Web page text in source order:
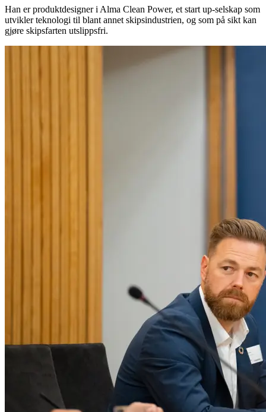
Han er produktdesigner i Alma Clean Power, et start up-selskap som
utvikler teknologi til blant annet skipsindustrien, og som på sikt kan
gjøre skipsfarten utslippsfri.